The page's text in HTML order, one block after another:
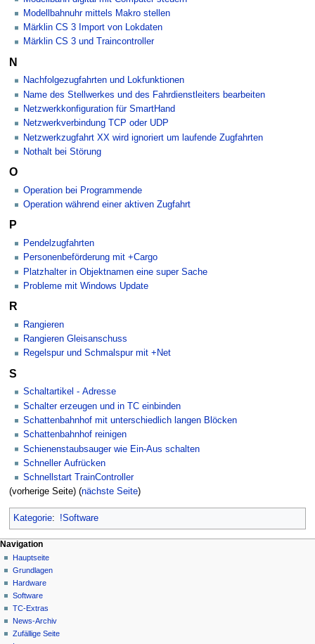
Modellbahnuhr mittels Makro stellen
Märklin CS 3 Import von Lokdaten
Märklin CS 3 und Traincontroller
N
Nachfolgezugfahrten und Lokfunktionen
Name des Stellwerkes und des Fahrdienstleiters bearbeiten
Netzwerkkonfiguration für SmartHand
Netzwerkverbindung TCP oder UDP
Netzwerkzugfahrt XX wird ignoriert um laufende Zugfahrten
Nothalt bei Störung
O
Operation bei Programmende
Operation während einer aktiven Zugfahrt
P
Pendelzugfahrten
Personenbeförderung mit +Cargo
Platzhalter in Objektnamen eine super Sache
Probleme mit Windows Update
R
Rangieren
Rangieren Gleisanschuss
Regelspur und Schmalspur mit +Net
S
Schaltartikel - Adresse
Schalter erzeugen und in TC einbinden
Schattenbahnhof mit unterschiedlich langen Blöcken
Schattenbahnhof reinigen
Schienenstaubsauger wie Ein-Aus schalten
Schneller Aufrücken
Schnellstart TrainController
(vorherige Seite) (nächste Seite)
Kategorie: !Software
N
a
v
g
a
Seitenaktionen
Kategorie
Diskussion
Lesen
Quelltext
anzeigen
Versionsgeschichte
Meine Werkzeuge
Deutsch
Anmelden
Navigation
Hauptseite
Grundlagen
Hardware
Software
TC-Extras
News-Archiv
Zufällige Seite